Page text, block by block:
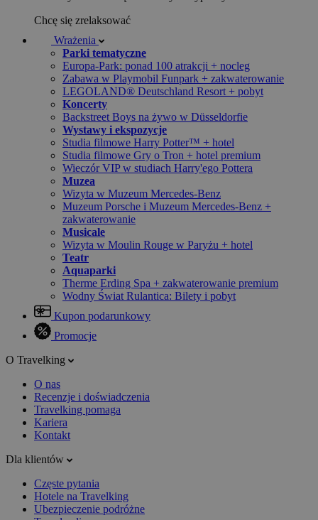
Chcę się zrelaksować
Wrażenia
Parki tematyczne
Europa-Park: ponad 100 atrakcji + nocleg
Zabawa w Playmobil Funpark + zakwaterowanie
LEGOLAND® Deutschland Resort + pobyt
Koncerty
Backstreet Boys na żywo w Düsseldorfie
Wystawy i ekspozycje
Studia filmowe Harry Potter™ + hotel
Studia filmowe Gry o Tron + hotel premium
Wieczór VIP w studiach Harry'ego Pottera
Muzea
Wizyta w Muzeum Mercedes-Benz
Muzeum Porsche i Muzeum Mercedes-Benz +
zakwaterowanie
Musicale
Wizyta w Moulin Rouge w Paryżu + hotel
Teatr
Aquaparki
Therme Erding Spa + zakwaterowanie premium
Wodny Świat Rulantica: Bilety i pobyt
Kupon podarunkowy
Promocje
O Travelking
O nas
Recenzje i doświadczenia
Travelking pomaga
Kariera
Kontakt
Dla klientów
Częste pytania
Hotele na Travelking
Ubezpieczenie podróżne